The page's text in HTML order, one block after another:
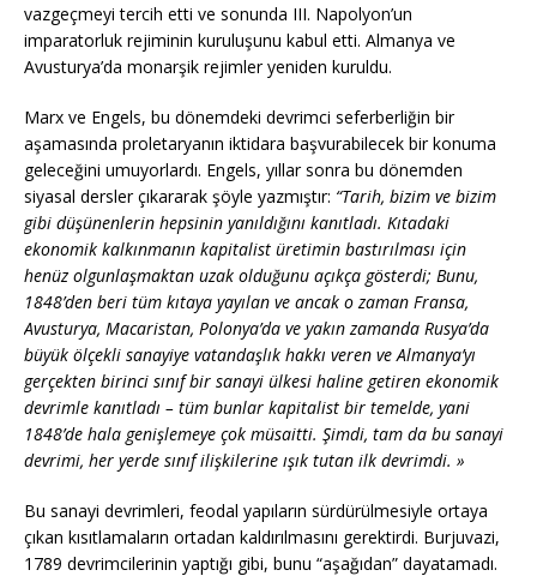
vazgeçmeyi tercih etti ve sonunda III. Napolyon’un
imparatorluk rejiminin kuruluşunu kabul etti. Almanya ve
Avusturya’da monarşik rejimler yeniden kuruldu.
Marx ve Engels, bu dönemdeki devrimci seferberliğin bir
aşamasında proletaryanın iktidara başvurabilecek bir konuma
geleceğini umuyorlardı. Engels, yıllar sonra bu dönemden
siyasal dersler çıkararak şöyle yazmıştır: “Tarih, bizim ve bizim
gibi düşünenlerin hepsinin yanıldığını kanıtladı. Kıtadaki
ekonomik kalkınmanın kapitalist üretimin bastırılması için
henüz olgunlaşmaktan uzak olduğunu açıkça gösterdi; Bunu,
1848’den beri tüm kıtaya yayılan ve ancak o zaman Fransa,
Avusturya, Macaristan, Polonya’da ve yakın zamanda Rusya’da
büyük ölçekli sanayiye vatandaşlık hakkı veren ve Almanya’yı
gerçekten birinci sınıf bir sanayi ülkesi haline getiren ekonomik
devrimle kanıtladı – tüm bunlar kapitalist bir temelde, yani
1848’de hala genişlemeye çok müsaitti. Şimdi, tam da bu sanayi
devrimi, her yerde sınıf ilişkilerine ışık tutan ilk devrimdi. »
Bu sanayi devrimleri, feodal yapıların sürdürülmesiyle ortaya
çıkan kısıtlamaların ortadan kaldırılmasını gerektirdi. Burjuvazi,
1789 devrimcilerinin yaptığı gibi, bunu “aşağıdan” dayatamadı.